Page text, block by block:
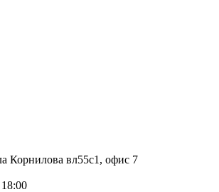
Корнилова вл55с1, офис 7